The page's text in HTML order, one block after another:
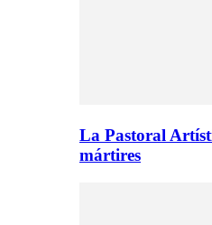
La Pastoral
mártires